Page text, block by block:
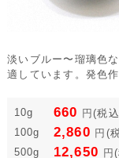
淡いブルー〜瑠璃色
適しています。発色
10g 660 円 (税
100g
2,860 円 (
500g
12,650 円